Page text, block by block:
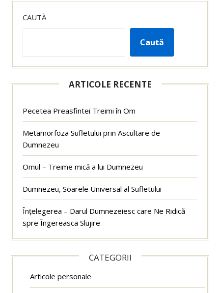
CAUTĂ
Caută
ARTICOLE RECENTE
Pecetea Preasfintei Treimi în Om
Metamorfoza Sufletului prin Ascultare de
Dumnezeu
Omul – Treime mică a lui Dumnezeu
Dumnezeu, Soarele Universal al Sufletului
Înțelegerea – Darul Dumnezeiesc care Ne Ridică
spre Îngereasca Slujire
CATEGORII
Articole personale